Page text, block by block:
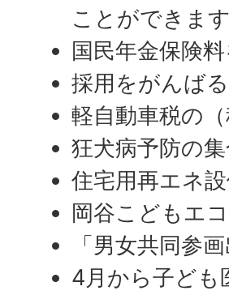
ことができます
国民年金保険
採用をがんば
軽自動車税の
狂犬病予防の
住宅用再エネ
岡谷こどもエ
「男女共同参
4月から子ども